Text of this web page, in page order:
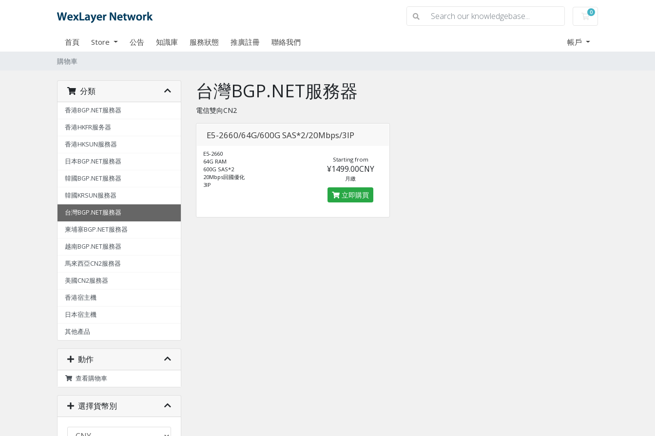
0
購物車
首頁 Store 公告 知識庫 服務狀態 推廣註冊 聯絡我們 帳戶
購物車
分類
香港BGP.NET服務器
香港HKFR服务器
香港HKSUN服務器
日本BGP.NET服務器
韓國BGP.NET服務器
韓國KRSUN服務器
台灣BGP.NET服務器
柬埔寨BGP.NET服務器
越南BGP.NET服務器
馬來西亞CN2服務器
美國CN2服務器
香港宿主機
日本宿主機
其他產品
動作
查看購物車
選擇貨幣別
台灣BGP.NET服務器
電信雙向CN2
E5-2660/64G/600G SAS*2/20Mbps/3IP
E5-2660
64G RAM
600G SAS*2
20Mbps回國優化
3IP
Starting from
¥1499.00CNY
月繳
立即購買